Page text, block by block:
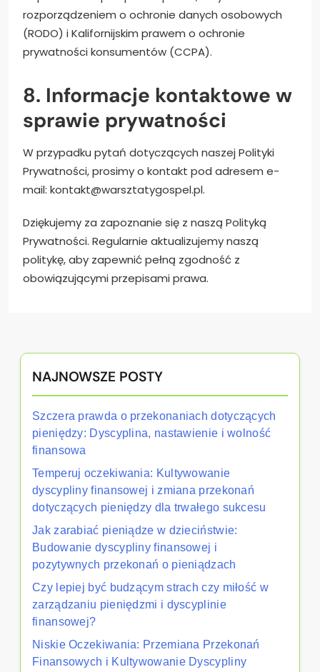
rozporządzeniem o ochronie danych osobowych
(RODO) i Kalifornijskim prawem o ochronie
prywatności konsumentów (CCPA).
8. Informacje kontaktowe w
sprawie prywatności
W przypadku pytań dotyczących naszej Polityki
Prywatności, prosimy o kontakt pod adresem e-
mail: kontakt@warsztatygospel.pl.
Dziękujemy za zapoznanie się z naszą Polityką
Prywatności. Regularnie aktualizujemy naszą
politykę, aby zapewnić pełną zgodność z
obowiązującymi przepisami prawa.
NAJNOWSZE POSTY
Szczera prawda o przekonaniach dotyczących
pieniędzy: Dyscyplina, nastawienie i wolność
finansowa
Temperuj oczekiwania: Kultywowanie
dyscypliny finansowej i zmiana przekonań
dotyczących pieniędzy dla trwałego sukcesu
Jak zarabiać pieniądze w dzieciństwie:
Budowanie dyscypliny finansowej i
pozytywnych przekonań o pieniądzach
Czy lepiej być budzącym strach czy miłość w
zarządzaniu pieniędzmi i dyscyplinie
finansowej?
Niskie Oczekiwania: Przemiana Przekonań
Finansowych i Kultywowanie Dyscypliny